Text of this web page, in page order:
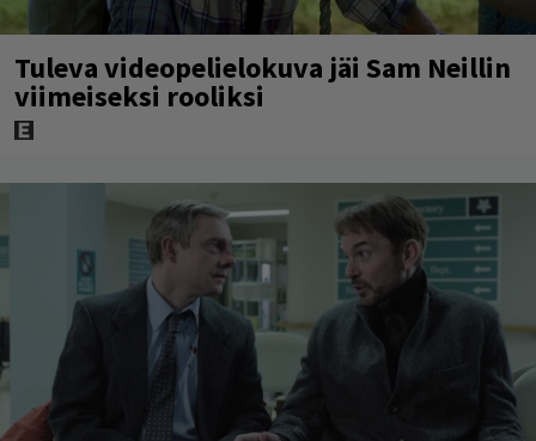
Tuleva videopelielokuva jäi Sam Neillin
viimeiseksi rooliksi